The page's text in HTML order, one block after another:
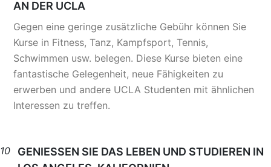
AN DER UCLA
Gegen eine geringe zusätzliche Gebühr können Sie
Kurse in Fitness, Tanz, Kampfsport, Tennis,
Schwimmen usw. belegen. Diese Kurse bieten eine
fantastische Gelegenheit, neue Fähigkeiten zu
erwerben und andere UCLA Studenten mit ähnlichen
Interessen zu treffen.
10
GENIESSEN SIE DAS LEBEN UND STUDIEREN IN